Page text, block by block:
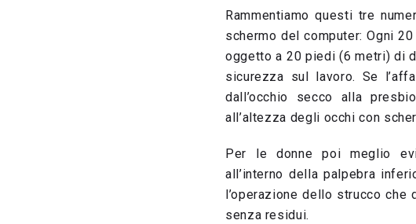
Rammentiamo questi tre
schermo del computer: Ogni
oggetto a 20 piedi (6 metri) di
sicurezza sul lavoro. Se
dall’occhio secco alla
all’altezza degli occhi con
Per le donne poi meglio
all’interno della palpebra
l’operazione dello strucco
senza residui.